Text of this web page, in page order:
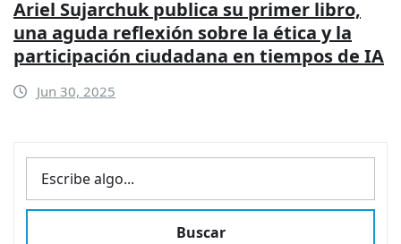
Ariel Sujarchuk publica su primer libro,
una aguda reflexión sobre la ética y la
participación ciudadana en tiempos de IA
Jun 30, 2025
BUSCAR
Buscar